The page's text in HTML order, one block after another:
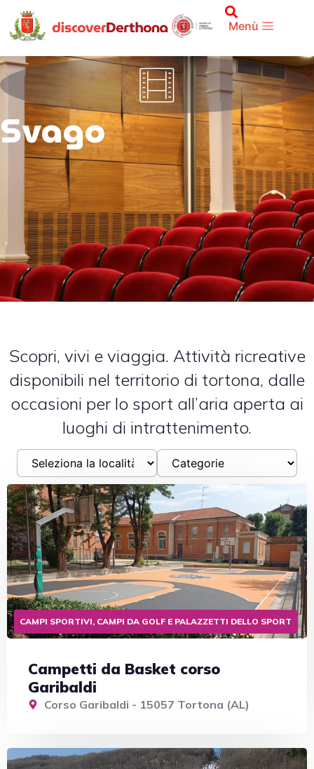
Menù
Svago
Scopri, vivi e viaggia. Attività ricreative
disponibili nel territorio di tortona, dalle
occasioni per lo sport all’aria aperta ai
luoghi di intrattenimento.
CAMPI SPORTIVI, CAMPI DA GOLF E PALAZZETTI DELLO SPORT
Campetti da Basket corso
Garibaldi
Corso Garibaldi - 15057 Tortona (AL)